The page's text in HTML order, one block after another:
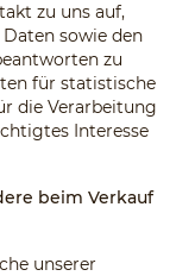
zu uns auf,
sowie den
zu
für statistische
die Verarbeitung
Interesse
beim Verkauf
unserer